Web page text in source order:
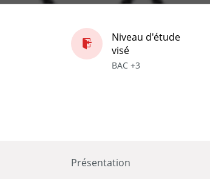
Niveau d'étude
visé
BAC +3
Présentation